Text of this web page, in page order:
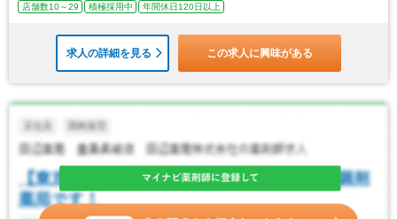
店舗数10～29
積極採用中 年間休日120日以上
求人の詳細を見る この求人に興味がある